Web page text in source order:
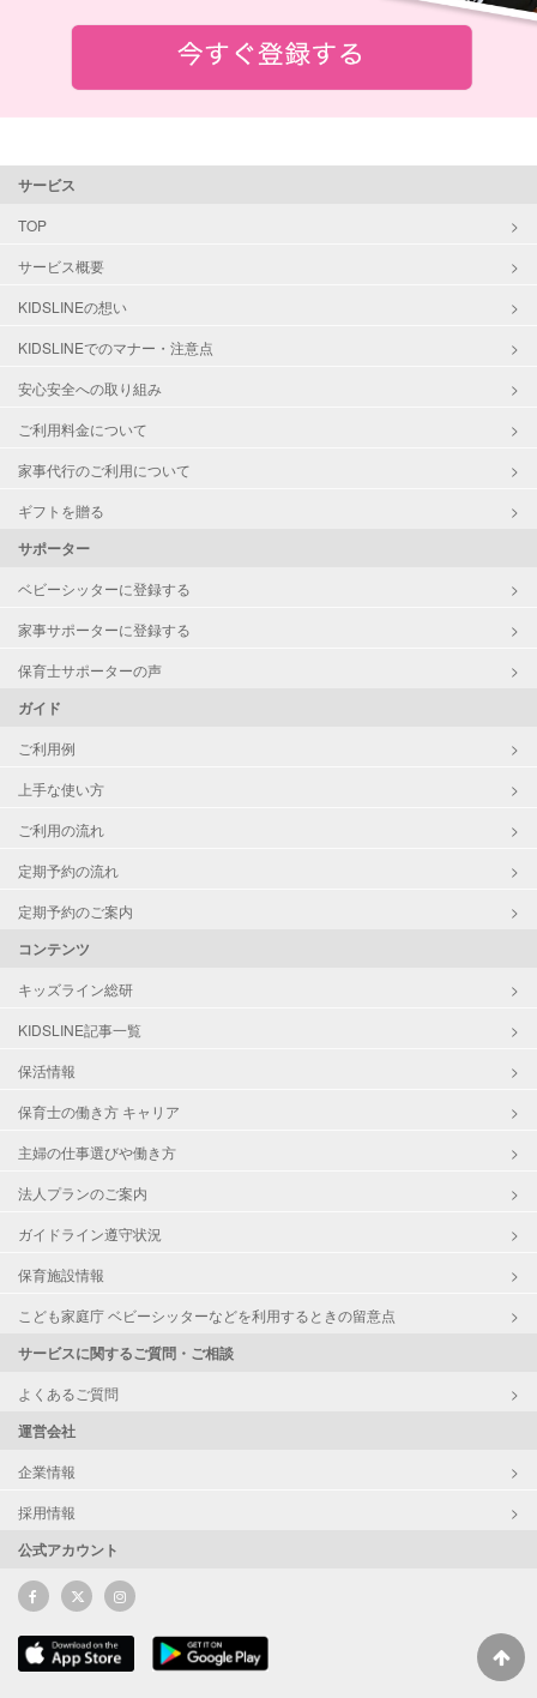
サービス
TOP
サービス概要
KIDSLINEの想い
KIDSLINEでのマナー・注意点
安心安全への取り組み
ご利用料金について
家事代行のご利用について
ギフトを贈る
サポーター
ベビーシッターに登録する
家事サポーターに登録する
保育士サポーターの声
ガイド
ご利用例
上手な使い方
ご利用の流れ
定期予約の流れ
定期予約のご案内
コンテンツ
キッズライン総研
KIDSLINE記事一覧
保活情報
保育士の働き方 キャリア
主婦の仕事選びや働き方
法人プランのご案内
ガイドライン遵守状況
保育施設情報
こども家庭庁 ベビーシッターなどを利用するときの留意点
サービスに関するご質問・ご相談
よくあるご質問
運営会社
企業情報
採用情報
公式アカウント